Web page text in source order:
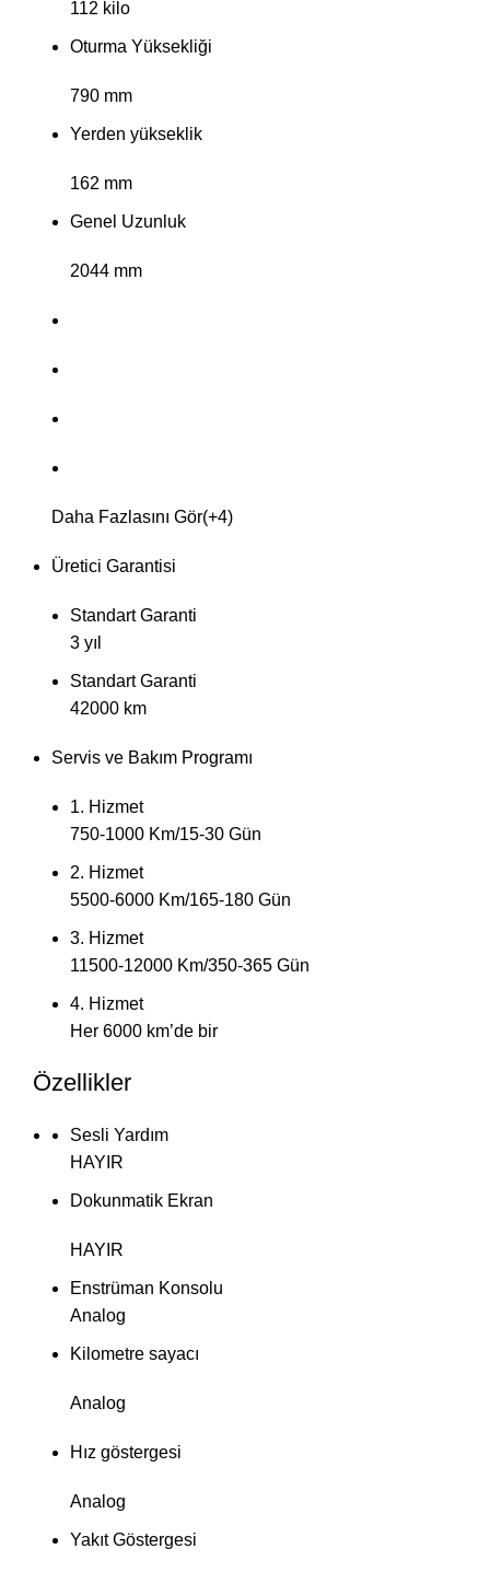
112 kilo
Oturma Yüksekliği
790 mm
Yerden yükseklik
162 mm
Genel Uzunluk
2044 mm
Daha Fazlasını Gör(+4)
Üretici Garantisi
Standart Garanti
3 yıl
Standart Garanti
42000 km
Servis ve Bakım Programı
1. Hizmet
750-1000 Km/15-30 Gün
2. Hizmet
5500-6000 Km/165-180 Gün
3. Hizmet
11500-12000 Km/350-365 Gün
4. Hizmet
Her 6000 km’de bir
Özellikler
Sesli Yardım
HAYIR
Dokunmatik Ekran
HAYIR
Enstrüman Konsolu
Analog
Kilometre sayacı
Analog
Hız göstergesi
Analog
Yakıt Göstergesi